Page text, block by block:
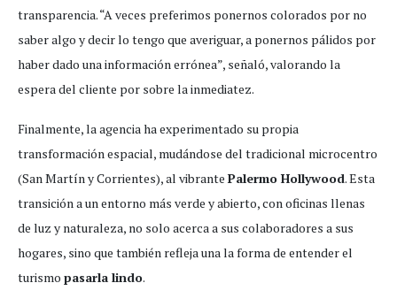
transparencia. “A veces preferimos ponernos colorados por no
saber algo y decir lo tengo que averiguar, a ponernos pálidos por
haber dado una información errónea”, señaló, valorando la
espera del cliente por sobre la inmediatez.
Finalmente, la agencia ha experimentado su propia
transformación espacial, mudándose del tradicional microcentro
(San Martín y Corrientes), al vibrante Palermo Hollywood. Esta
transición a un entorno más verde y abierto, con oficinas llenas
de luz y naturaleza, no solo acerca a sus colaboradores a sus
hogares, sino que también refleja una la forma de entender el
turismo pasarla lindo.